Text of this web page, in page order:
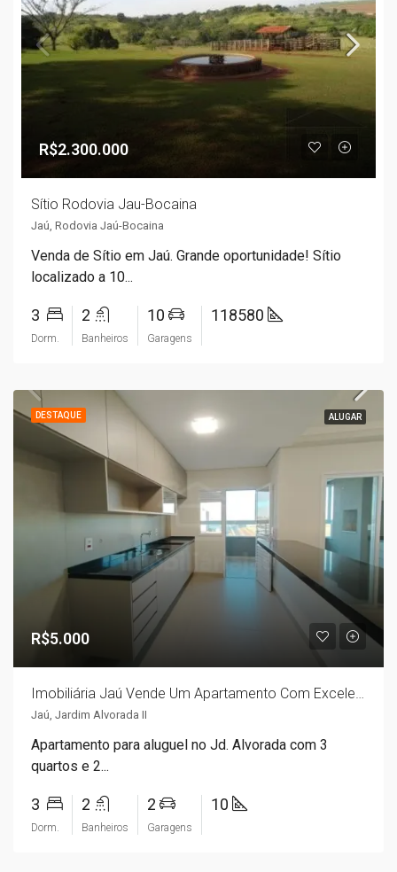
R$2.300.000
Sítio Rodovia Jau-Bocaina
Jaú, Rodovia Jaú-Bocaina
Venda de Sítio em Jaú. Grande oportunidade! Sítio
localizado a 10...
3
Dorm.
2
Banheiros
10
Garagens
118580
DESTAQUE ALUGAR
R$5.000
Imobiliária Jaú Vende Um Apartamento Com Excelente Espaço Interno E Churrasqueira
Jaú, Jardim Alvorada II
Apartamento para aluguel no Jd. Alvorada com 3
quartos e 2...
3
Dorm.
2
Banheiros
2
Garagens
10